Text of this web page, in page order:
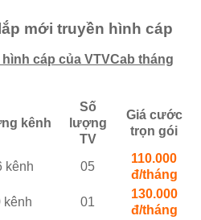
mới truyền hình cáp
cáp của VTVCab tháng
kênh
Số
lượng
TV
Giá cước
trọn gói
kênh 05
110.000
đ/tháng
kênh 01
130.000
đ/tháng